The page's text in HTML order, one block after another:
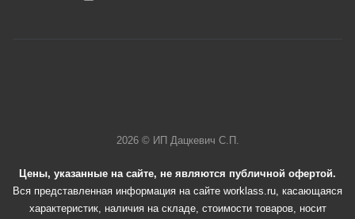
2026 © ИП Дацкевич С.П.
Цены, указанные на сайте, не являются публичной офертой.
Вся представленная информация на сайте worklass.ru, касающаяся
характеристик, наличия на складе, стоимости товаров, носит